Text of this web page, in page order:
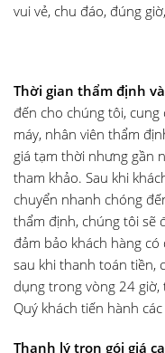
vui vẻ, chu đáo, đúng
Thời gian thẩm định
đến cho chúng tôi,
máy, nhân viên thẩm
giá tạm thời nhưng gần
tham khảo. Sau khi
chuyển nhanh chóng
thẩm định, chúng tôi sẽ
đảm bảo khách hàng
sau khi thanh toán tiền,
dụng trong vòng 24 giờ,
Quý khách tiến hành
Thanh lý trọn gói giá